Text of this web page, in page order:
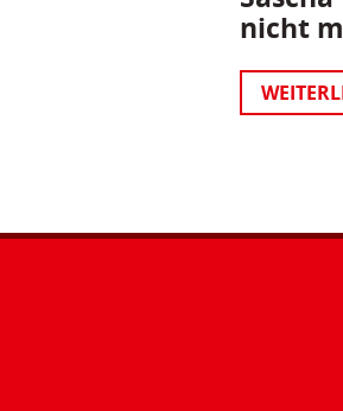
nicht